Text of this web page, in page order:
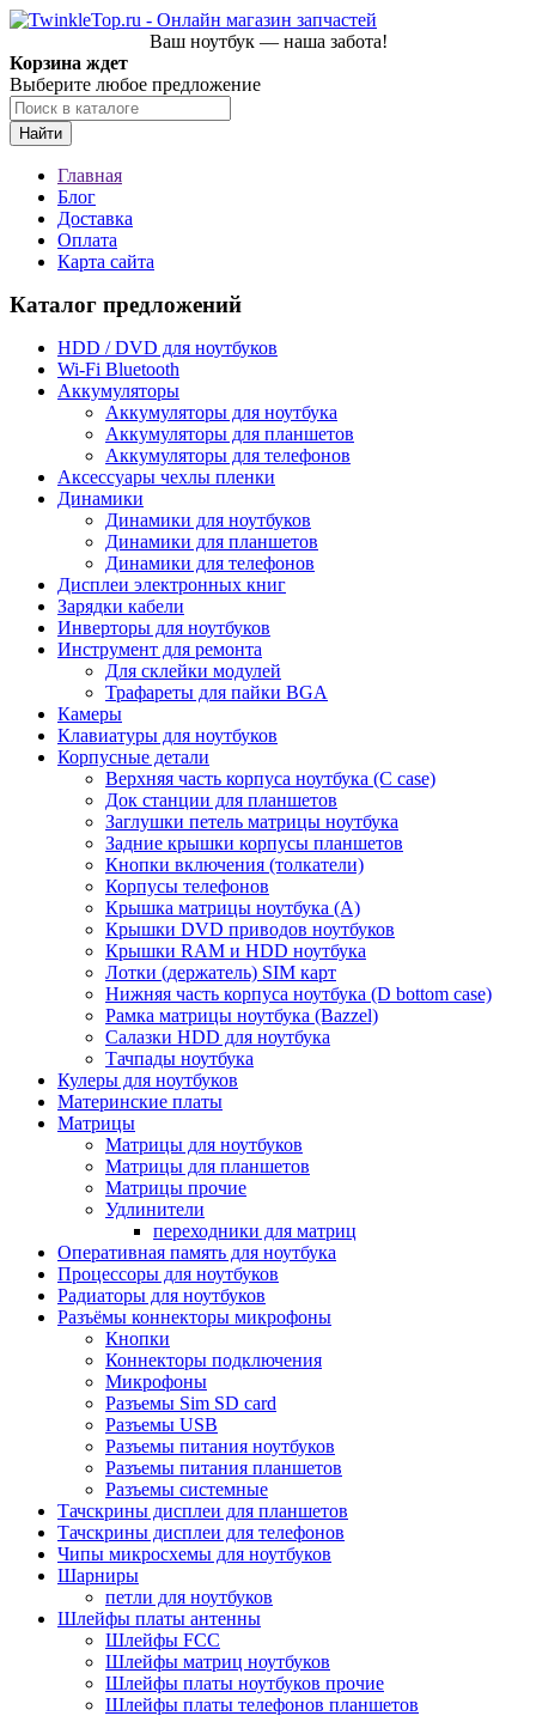
Ваш ноутбук — наша забота!
Корзина ждет
Выберите любое предложение
Найти
Главная
Блог
Доставка
Оплата
Карта сайта
Каталог предложений
HDD / DVD для ноутбуков
Wi-Fi Bluetooth
Аккумуляторы
Аккумуляторы для ноутбука
Аккумуляторы для планшетов
Аккумуляторы для телефонов
Аксессуары чехлы пленки
Динамики
Динамики для ноутбуков
Динамики для планшетов
Динамики для телефонов
Дисплеи электронных книг
Зарядки кабели
Инверторы для ноутбуков
Инструмент для ремонта
Для склейки модулей
Трафареты для пайки BGA
Камеры
Клавиатуры для ноутбуков
Корпусные детали
Верхняя часть корпуса ноутбука (С case)
Док станции для планшетов
Заглушки петель матрицы ноутбука
Задние крышки корпусы планшетов
Кнопки включения (толкатели)
Корпусы телефонов
Крышка матрицы ноутбука (A)
Крышки DVD приводов ноутбуков
Крышки RAM и HDD ноутбука
Лотки (держатель) SIM карт
Нижняя часть корпуса ноутбука (D bottom case)
Рамка матрицы ноутбука (Bazzel)
Салазки HDD для ноутбука
Тачпады ноутбука
Кулеры для ноутбуков
Материнские платы
Матрицы
Матрицы для ноутбуков
Матрицы для планшетов
Матрицы прочие
Удлинители
переходники для матриц
Оперативная память для ноутбука
Процессоры для ноутбуков
Радиаторы для ноутбуков
Разъёмы коннекторы микрофоны
Кнопки
Коннекторы подключения
Микрофоны
Разъемы Sim SD card
Разъемы USB
Разъемы питания ноутбуков
Разъемы питания планшетов
Разъемы системные
Тачскрины дисплеи для планшетов
Тачскрины дисплеи для телефонов
Чипы микросхемы для ноутбуков
Шарниры
петли для ноутбуков
Шлейфы платы антенны
Шлейфы FCC
Шлейфы матриц ноутбуков
Шлейфы платы ноутбуков прочие
Шлейфы платы телефонов планшетов